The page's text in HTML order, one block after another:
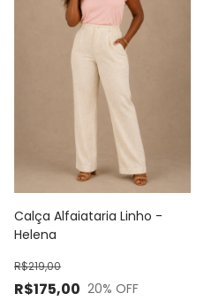
Calça Alfaiataria Linho -
Helena
R$175,00
R$219,00
20% OFF